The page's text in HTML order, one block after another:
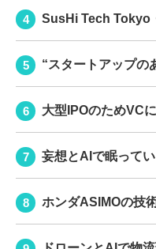
SusHi Tech Tokyo
“スタートアップの
大型IPOのためVC
妄想とAIで眠って
ホンダASIMOの技